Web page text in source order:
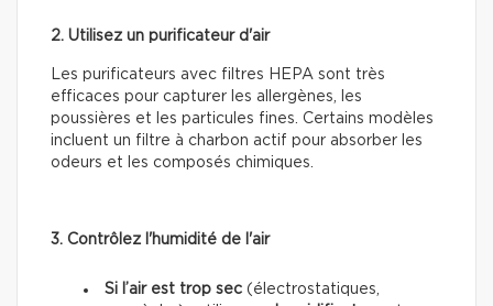
2. Utilisez un purificateur d'air
Les purificateurs avec filtres HEPA sont très
efficaces pour capturer les allergènes, les
poussières et les particules fines. Certains modèles
incluent un filtre à charbon actif pour absorber les
odeurs et les composés chimiques.
3. Contrôlez l'humidité de l'air
Si l’air est trop sec (électrostatiques,